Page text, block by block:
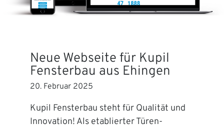
Neue Webseite für Kupil
Fensterbau aus Ehingen
20. Februar 2025
Kupil Fensterbau steht für Qualität und
Innovation! Als etablierter Türen-